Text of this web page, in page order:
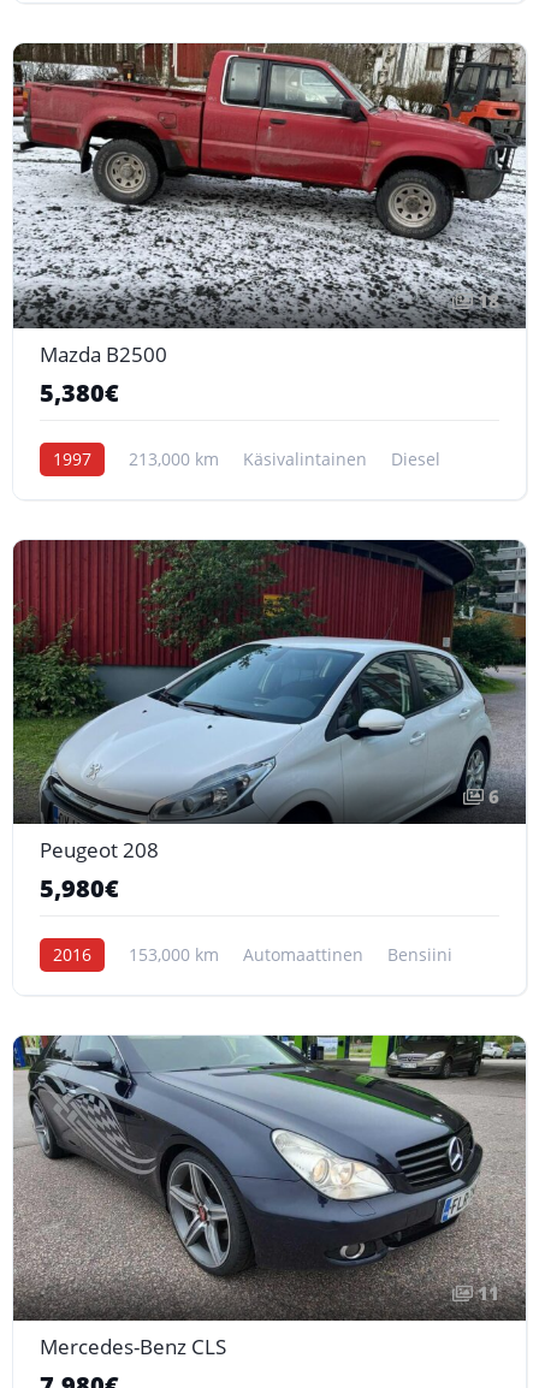
18
Mazda B2500
5,380€
1997 213,000 km Käsivalintainen Diesel
6
Peugeot 208
5,980€
2016 153,000 km Automaattinen Bensiini
11
Mercedes-Benz CLS